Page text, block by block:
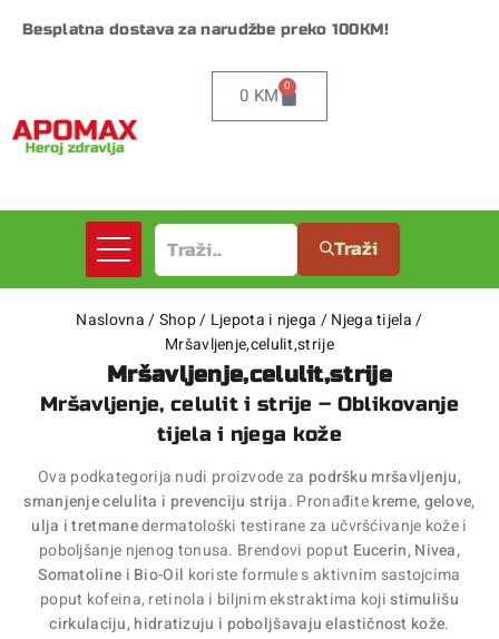
Besplatna dostava za narudžbe preko 100KM!
0 KM 0
Traži
Naslovna/Shop/ Ljepota i njega /Njega tijela /
Mršavljenje,celulit,strije
Mršavljenje,celulit,strije
Mršavljenje, celulit i strije – Oblikovanje
tijela i njega kože
Ova podkategorija nudi proizvode za podršku mršavljenju,
smanjenje celulita i prevenciju strija. Pronađitekreme, gelove,
ulja i tretmanedermatološki testirane za učvršćivanje kože i
poboljšanje njenog tonusa. Brendovi poput Eucerin, Nivea,
Somatoline i Bio-Oil koriste formule s aktivnim sastojcima
poput kofeina, retinola i biljnim ekstraktima kojistimulišu
cirkulaciju, hidratizuju i poboljšavaju elastičnost kože.